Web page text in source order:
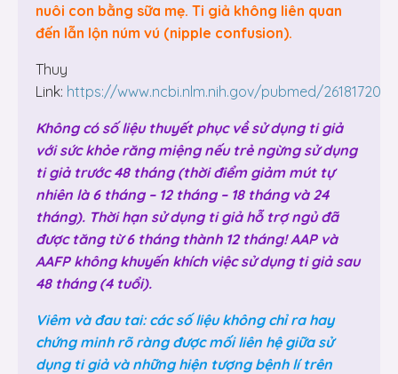
nuôi con bằng sữa mẹ. Ti giả không liên quan
đến lẫn lộn núm vú (nipple confusion).
Thuy
Link: https://www.ncbi.nlm.nih.gov/pubmed/26181720
Không có số liệu thuyết phục về sử dụng ti giả
với sức khỏe răng miệng nếu trẻ ngừng sử dụng
ti giả trước 48 tháng (thời điểm giảm mút tự
nhiên là 6 tháng – 12 tháng – 18 tháng và 24
tháng). Thời hạn sử dụng ti giả hỗ trợ ngủ đã
được tăng từ 6 tháng thành 12 tháng! AAP và
AAFP không khuyến khích việc sử dụng ti giả sau
48 tháng (4 tuổi).
Viêm và đau tai: các số liệu không chỉ ra hay
chứng minh rõ ràng được mối liên hệ giữa sử
dụng ti giả và những hiện tượng bệnh lí trên